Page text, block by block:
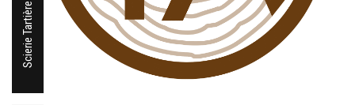
Scierie Tartière